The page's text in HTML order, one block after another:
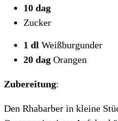
10 dag
Zucker
1 dl Weißburgunder
20 dag Orangen
Zubereitung:
Den Rhabarber in kleine